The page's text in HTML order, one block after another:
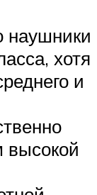
наушники
хотя
и
высокой